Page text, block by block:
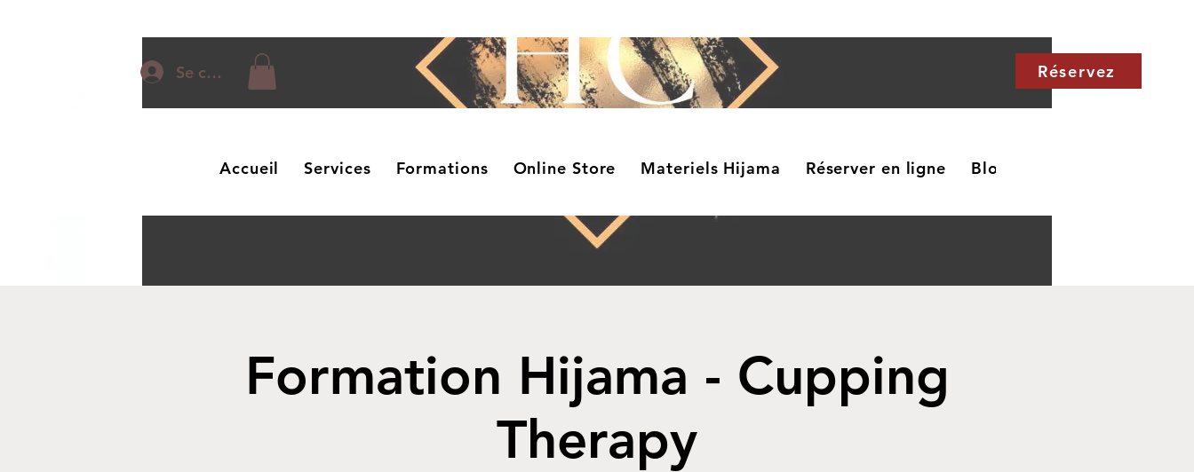
Se connecter Réservez
Accueil Services Formations Online Store Materiels Hijama Réserver en ligne Blog
Formation Hijama - Cupping
Therapy